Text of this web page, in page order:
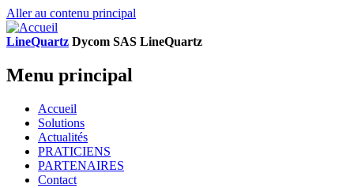
Aller au contenu principal
LineQuartz Dycom SAS LineQuartz
Menu principal
Accueil
Solutions
Actualités
PRATICIENS
PARTENAIRES
Contact